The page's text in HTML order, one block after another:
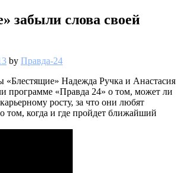
забыли слова своей
by Правда-24
«Блестящие» Надежда Ручка и Анастасия
программе «Правда 24» о том, может ли
росту, за что они любят
том, когда и где пройдет ближайший